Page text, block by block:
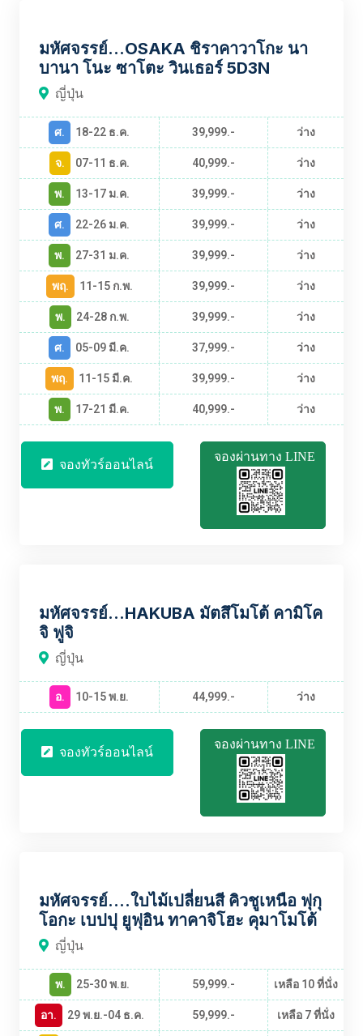
มหัศจรรย์…OSAKA ชิราคาวาโกะ นา
บานา โนะ ซาโตะ วินเธอร์ 5D3N
ญี่ปุ่น
ศ. 18-22 ธ.ค. 39,999.-
ว่าง
จ.
07-11 ธ.ค. 40,999.-
ว่าง
พ.
13-17 ม.ค. 39,999.-
ว่าง
ศ.
22-26 ม.ค. 39,999.-
ว่าง
พ.
27-31 ม.ค. 39,999.-
ว่าง
พฤ.
11-15 ก.พ. 39,999.-
ว่าง
พ.
24-28 ก.พ. 39,999.-
ว่าง
ศ.
05-09 มี.ค. 37,999.-
ว่าง
พฤ.
11-15 มี.ค. 39,999.-
ว่าง
พ.
17-21 มี.ค. 40,999.- ว่าง
จองทัวร์ออนไลน์ จองผ่านทาง LINE
มหัศจรรย์...HAKUBA มัตสึโมโต้ คามิโค
จิ ฟูจิ
ญี่ปุ่น
อ. 10-15 พ.ย. 44,999.- ว่าง
จองทัวร์ออนไลน์ จองผ่านทาง LINE
มหัศจรรย์....ใบไม้เปลี่ยนสี คิวชูเหนือ ฟุกุ
โอกะ เบปปุ ยูฟุอิน ทาคาจิโฮะ คุมาโมโต้
ญี่ปุ่น
พ. 25-30 พ.ย. 59,999.-
เหลือ 10 ที่นั่ง
อา.
29 พ.ย.-04 ธ.ค. 59,999.-
เหลือ 7 ที่นั่ง